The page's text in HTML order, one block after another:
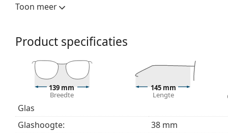
Accessoires
modellen worden geleverd met een stoffen zakje in
Bekijk het volledige assortiment
bij het kiezen.
Het is een medisch hulpmiddel. Lees de instructies
Toon meer
Product specificaties
139 mm
Breedte
145 mm
Lengte
Glas
Glashoogte:
38 mm